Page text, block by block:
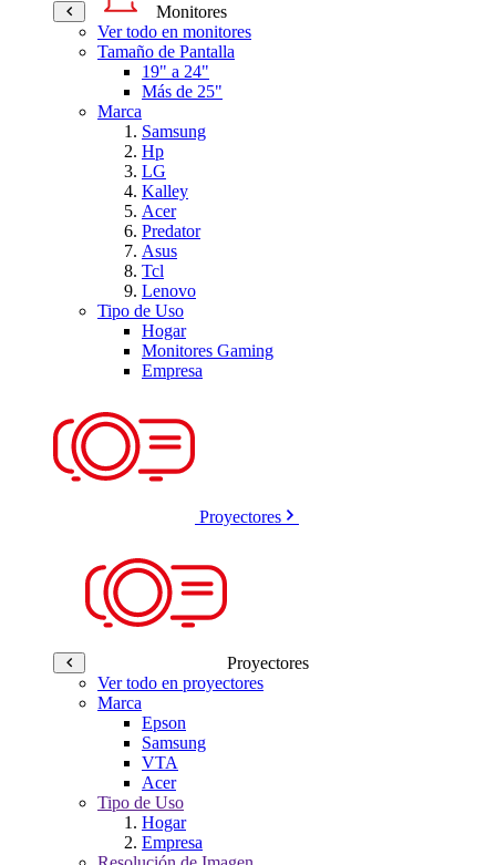
Monitores
Ver todo en monitores
Tamaño de Pantalla
19" a 24"
Más de 25"
Marca
Samsung
Hp
LG
Kalley
Acer
Predator
Asus
Tcl
Lenovo
Tipo de Uso
Hogar
Monitores Gaming
Empresa
Proyectores
Proyectores
Ver todo en proyectores
Marca
Epson
Samsung
VTA
Acer
Tipo de Uso
Hogar
Empresa